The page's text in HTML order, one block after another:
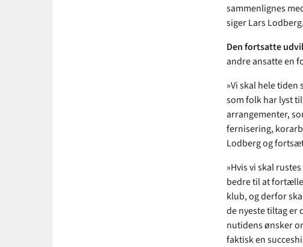
sammenlignes
siger Lars Lodberg.
Den fortsatte
andre ansatte en
»Vi skal hele tiden
som folk har lyst
arrangementer,
fernisering,
Lodberg og
»Hvis vi skal
bedre til at
klub, og derfor
de nyeste tiltag er
nutidens ønsker
faktisk en